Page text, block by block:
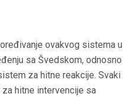
ovakvog sistema u
sa Švedskom, odnosno
za hitne reakcije. Svaki
hitne intervencije sa